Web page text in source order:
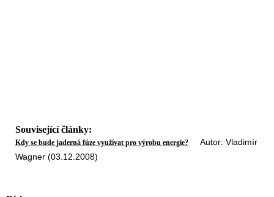
Související články:
Kdy se bude jaderná fúze využívat pro výrobu energie? Autor: Vladimír
Wagner (03.12.2008)